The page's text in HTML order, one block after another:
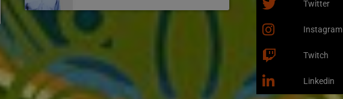
Twitter
Instagram
Twitch
Linkedin